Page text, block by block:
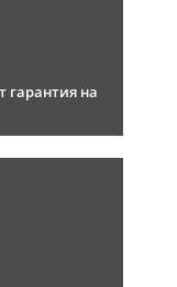
гарантия на